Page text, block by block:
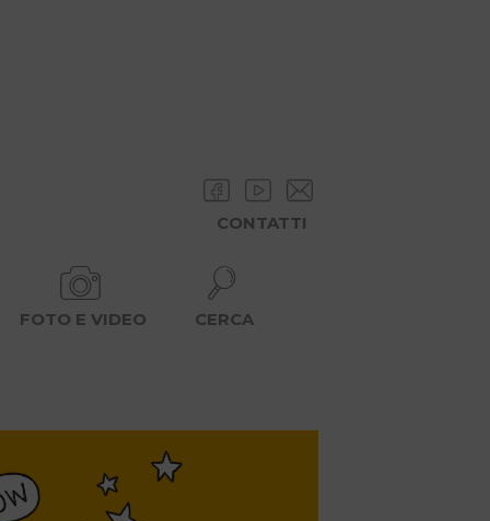
CONTATTI
FOTO E VIDEO CERCA